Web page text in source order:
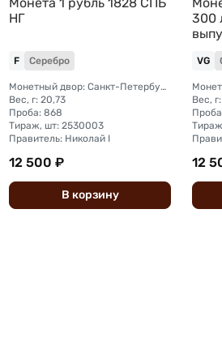
НГ
F Серебро
Монетный двор: Санкт-Петербургский монетный двор
Вес, г: 20,73
Проба: 868
Тираж, шт: 2530003
Правитель: Николай I
12 500 ₽
В корзину
300
VG
Вес,
12